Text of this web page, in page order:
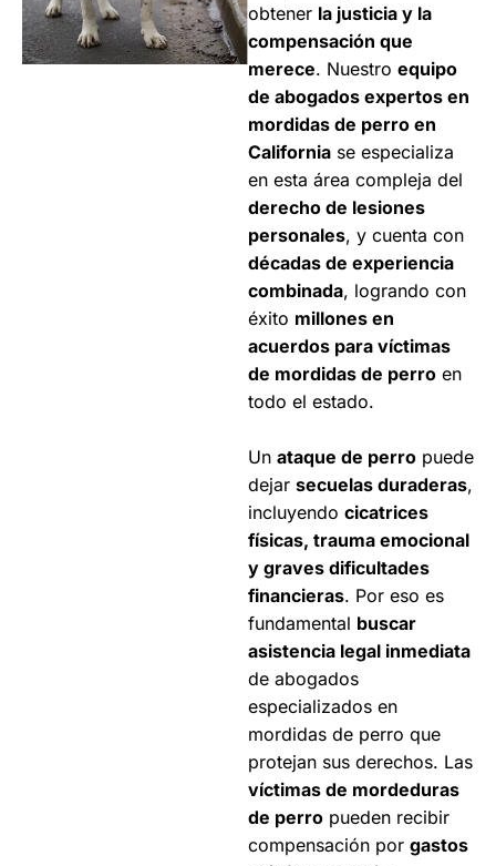
obtener la justicia y la
compensación que
merece. Nuestro equipo
de abogados expertos en
mordidas de perro en
California se especializa
en esta área compleja del
derecho de lesiones
personales, y cuenta con
décadas de experiencia
combinada, logrando con
éxito millones en
acuerdos para víctimas
de mordidas de perro en
todo el estado.
Un ataque de perro puede
dejar secuelas duraderas,
incluyendo cicatrices
físicas, trauma emocional
y graves dificultades
financieras. Por eso es
fundamental buscar
asistencia legal inmediata
de abogados
especializados en
mordidas de perro que
protejan sus derechos. Las
víctimas de mordeduras
de perro pueden recibir
compensación por gastos